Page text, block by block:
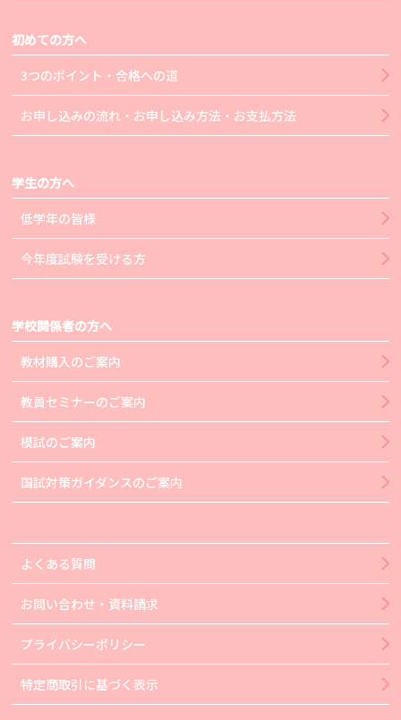
初めての方へ
3つのポイント・合格への道
お申し込みの流れ・お申し込み方法・お支払方法
学生の方へ
低学年の皆様
今年度試験を受ける方
学校関係者の方へ
教材購入のご案内
教員セミナーのご案内
模試のご案内
国試対策ガイダンスのご案内
よくある質問
お問い合わせ・資料請求
プライバシーポリシー
特定商取引に基づく表示